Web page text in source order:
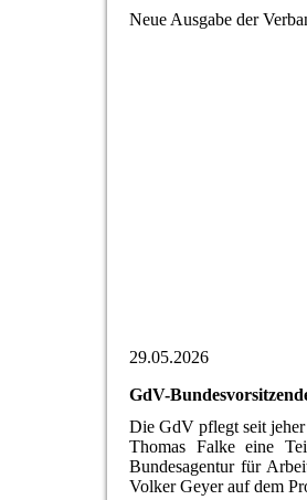
Neue Ausgabe der
29.05.2026
GdV-
Die GdV pflegt seit jeher
Thomas Falke eine
Bundesagentur für
Volker Geyer auf dem